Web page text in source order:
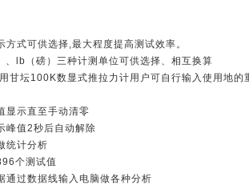
式可供选择,最大程度提高测试效率。
、lb（磅）三种计测单位可供选择、相互换算
甘坛100K数显式推拉力计用户可自行输入使用地的
显示直至手动清零
峰值2秒后自动解除
统计分析
个测试值
通过数据线输入电脑做各种分析